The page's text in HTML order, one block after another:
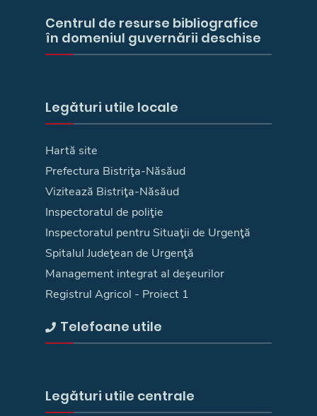
Centrul de resurse bibliografice
în domeniul guvernării deschise
Legături utile locale
Hartă site
Prefectura Bistriţa-Năsăud
Vizitează Bistriţa-Năsăud
Inspectoratul de poliţie
Inspectoratul pentru Situaţii de Urgenţă
Spitalul Judeţean de Urgenţă
Management integrat al deşeurilor
Registrul Agricol - Proiect 1
Telefoane utile
Legături utile centrale